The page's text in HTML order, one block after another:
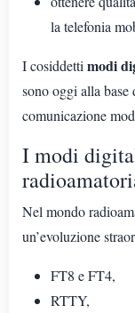
la telefonia
I cosiddetti modi
sono oggi alla
comunicazione
I modi
Nel mondo
un’evoluzione
FT8 e FT4,
RTTY,